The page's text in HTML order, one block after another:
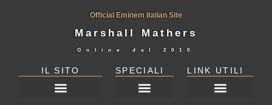
Official Eminem Italian Site
Marshall Mathers
Online dal 2010
IL SITO SPECIALI LINK UTILI